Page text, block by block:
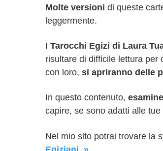
Molte versioni di queste
leggermente.
I Tarocchi Egizi di Laura
risultare di difficile lettura per
con loro, si apriranno delle
In questo contenuto,
capire, se sono adatti alle
Nel mio sito potrai trovare la